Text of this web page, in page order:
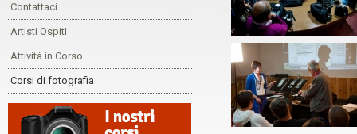
Contattaci
Artisti Ospiti
Attività in Corso
Corsi di fotografia